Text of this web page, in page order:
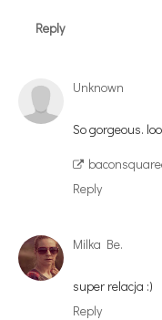
Reply
Unknown
So gorgeous.
Reply
Milka Be.
super relacja :)
Reply